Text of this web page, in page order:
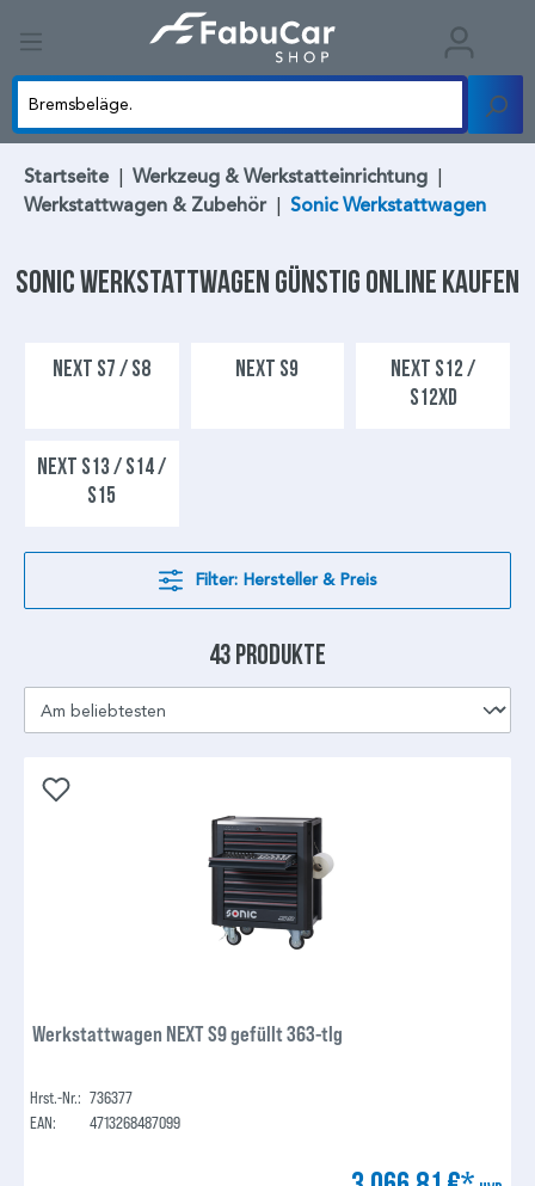
Startseite | Werkzeug & Werkstatteinrichtung |
Werkstattwagen & Zubehör | Sonic Werkstattwagen
Sonic Werkstattwagen günstig online kaufen
NEXT S7 / S8 NEXT S9
NEXT S12 /
S12XD
NEXT S13 / S14 /
S15
Filter: Hersteller & Preis
43 Produkte
Werkstattwagen NEXT S9 gefüllt 363-tlg
Hrst.-Nr.: 736377
EAN:
4713268487099